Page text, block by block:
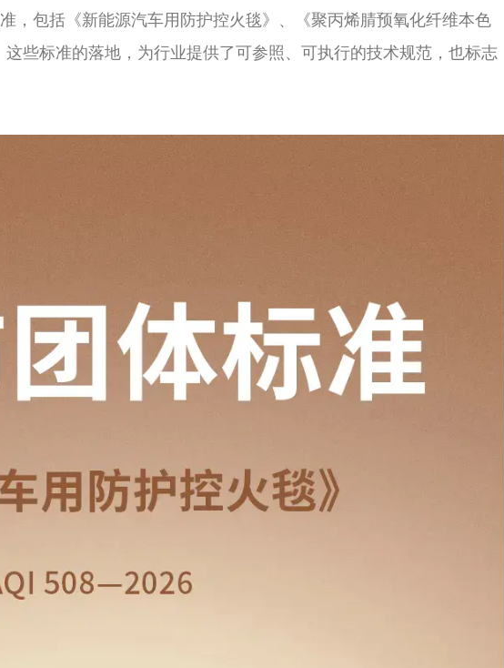
，包括 《新能源汽车用防护控火毯》、《聚丙烯腈预氧化纤维本色
这些标准的落地，为行业提供了可参照、可执行的技术规范，也标志